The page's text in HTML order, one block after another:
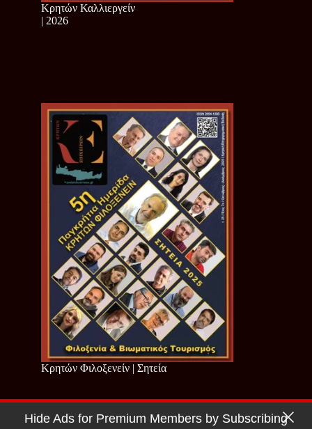
Κρητών Καλλιεργείν
| 2026
Κρητών Φιλοξενείν | Σητεία
Copyright © 2026 - Cretan Business | Κρητών Επιχειρείν
Hide Ads for Premium Members by Subscribing